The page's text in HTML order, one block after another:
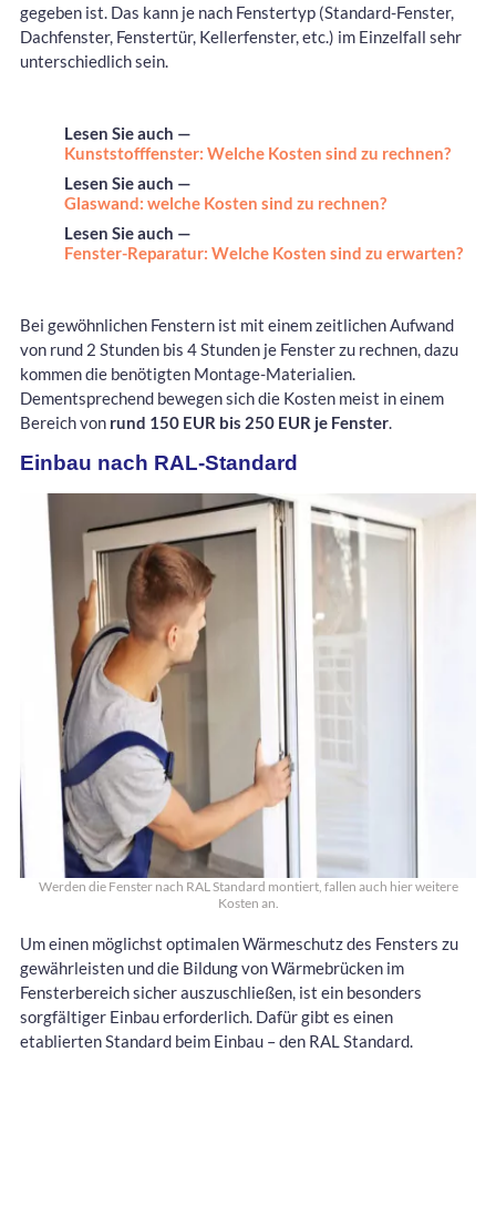
gegeben ist. Das kann je nach Fenstertyp (Standard-Fenster,
Dachfenster, Fenstertür, Kellerfenster, etc.) im Einzelfall sehr
unterschiedlich sein.
Lesen Sie auch —
Kunststofffenster: Welche Kosten sind zu rechnen?
Lesen Sie auch —
Glaswand: welche Kosten sind zu rechnen?
Lesen Sie auch —
Fenster-Reparatur: Welche Kosten sind zu erwarten?
Bei gewöhnlichen Fenstern ist mit einem zeitlichen Aufwand
von rund 2 Stunden bis 4 Stunden je Fenster zu rechnen, dazu
kommen die benötigten Montage-Materialien.
Dementsprechend bewegen sich die Kosten meist in einem
Bereich von rund 150 EUR bis 250 EUR je Fenster.
Einbau nach RAL-Standard
Werden die Fenster nach RAL Standard montiert, fallen auch hier weitere
Kosten an.
Um einen möglichst optimalen Wärmeschutz des Fensters zu
gewährleisten und die Bildung von Wärmebrücken im
Fensterbereich sicher auszuschließen, ist ein besonders
sorgfältiger Einbau erforderlich. Dafür gibt es einen
etablierten Standard beim Einbau – den RAL Standard.